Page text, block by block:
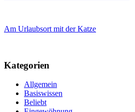
Am Urlaubsort mit der Katze
Kategorien
Allgemein
Basiswissen
Beliebt